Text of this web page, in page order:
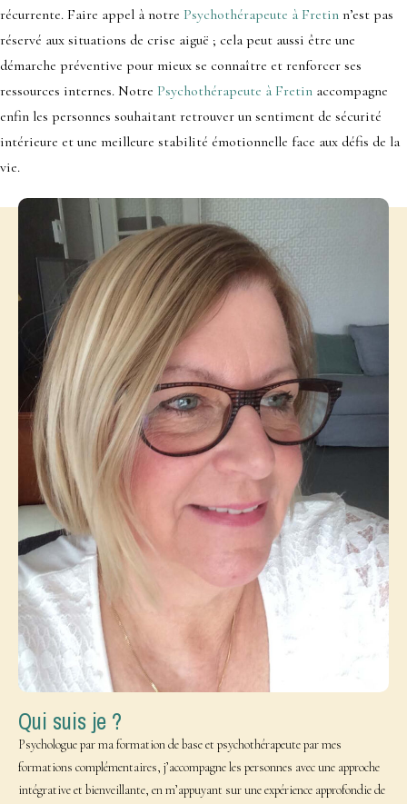
récurrente. Faire appel à notre Psychothérapeute à Fretin n’est pas
réservé aux situations de crise aiguë ; cela peut aussi être une
démarche préventive pour mieux se connaître et renforcer ses
ressources internes. Notre Psychothérapeute à Fretin accompagne
enfin les personnes souhaitant retrouver un sentiment de sécurité
intérieure et une meilleure stabilité émotionnelle face aux défis de la
vie.
Qui suis je ?
Psychologue par ma formation de base et psychothérapeute par mes
formations complémentaires, j’accompagne les personnes avec une approche
intégrative et bienveillante, en m’appuyant sur une expérience approfondie de